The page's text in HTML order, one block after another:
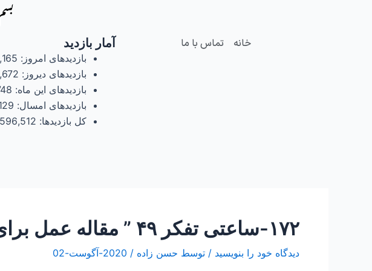
خانه تماس با ما آمار بازدید
بازدیدهای امروز:
بازدیدهای دیروز:
بازدیدهای این ماه:
بازدیدهای امسال:
کل بازدیدها:
۱۷۲-ساعتی تفکر ۴۹ ” مقاله عمل برای عمل”
دیدگاه‌ خود را بنویسید / توسط حسن زاده / 2020-آگوست-02